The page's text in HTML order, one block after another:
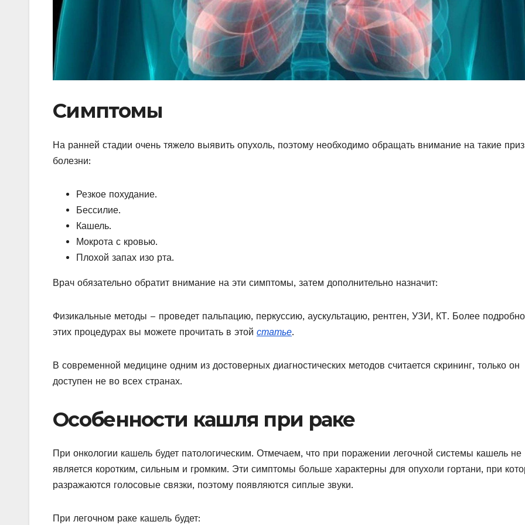
Симптомы
На ранней стадии очень тяжело выявить опухоль, поэтому необходимо обращать внимание на такие
болезни:
Резкое похудание.
Бессилие.
Кашель.
Мокрота с кровью.
Плохой запах изо рта.
Врач обязательно обратит внимание на эти симптомы, затем дополнительно назначит:
Физикальные методы – проведет пальпацию, перкуссию, аускультацию, рентген, УЗИ, КТ. Более
этих процедурах вы можете прочитать в этой статье.
В современной медицине одним из достоверных диагностических методов считается скрининг, только он
доступен не во всех странах.
Особенности кашля при раке
При онкологии кашель будет патологическим. Отмечаем, что при поражении легочной системы кашель не
является коротким, сильным и громким. Эти симптомы больше характерны для опухоли гортани, при
разражаются голосовые связки, поэтому появляются сиплые звуки.
При легочном раке кашель будет: